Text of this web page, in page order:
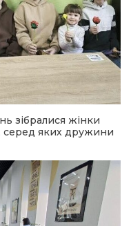
зібралися жінки
серед яких дружини